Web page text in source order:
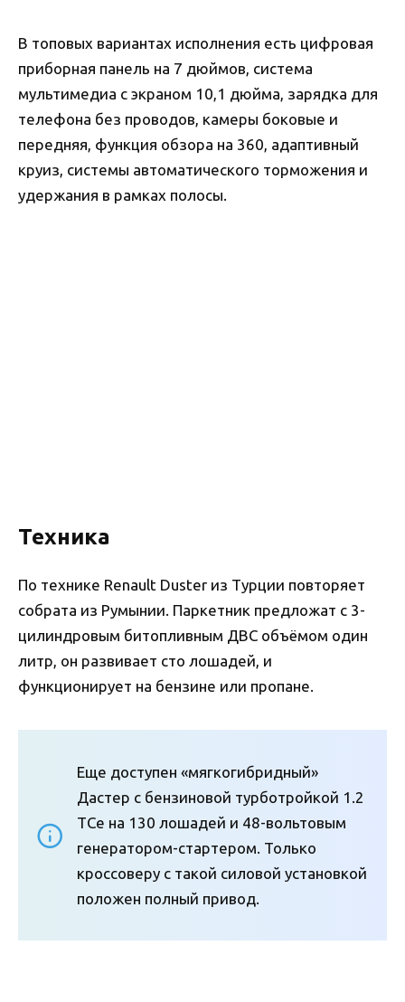
В топовых вариантах исполнения есть цифровая
приборная панель на 7 дюймов, система
мультимедиа с экраном 10,1 дюйма, зарядка для
телефона без проводов, камеры боковые и
передняя, функция обзора на 360, адаптивный
круиз, системы автоматического торможения и
удержания в рамках полосы.
Техника
По технике Renault Duster из Турции повторяет
собрата из Румынии. Паркетник предложат с 3-
цилиндровым битопливным ДВС объёмом один
литр, он развивает сто лошадей, и
функционирует на бензине или пропане.
Еще доступен «мягкогибридный»
Дастер с бензиновой турботройкой 1.2
TCe на 130 лошадей и 48-вольтовым
генератором-стартером. Только
кроссоверу с такой силовой установкой
положен полный привод.